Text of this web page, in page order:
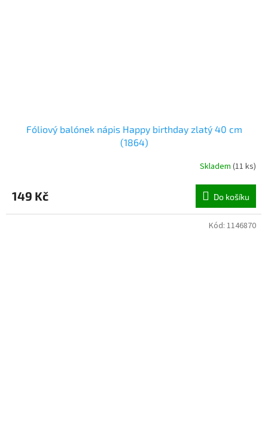
Fóliový balónek nápis Happy birthday zlatý 40 cm
(1864)
Skladem (11 ks)
149 Kč Do košíku
Kód: 1146870